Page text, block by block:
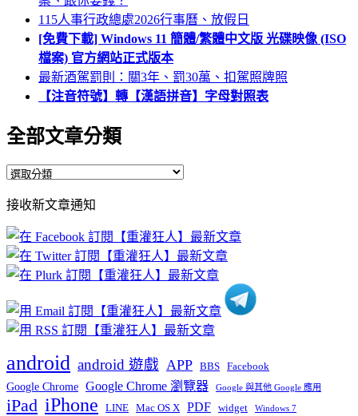
115人事行政總處2026行事曆、放假日
[免費下載] Windows 11 簡體/繁體中文版 光碟映像 (ISO
檔案) 官方網站正式版本
最新酒駕罰則：關3年、罰30萬、扣駕照牌照
【注音符號】轉【漢語拼音】字母對照表
全部文章分類
全
文
章
分
類
接收新文章通知
android android 遊戲 APP BBS Facebook
Google Chrome Google Chrome 瀏覽器 Google 與其他 Google 應用
iPad iPhone LINE Mac OS X PDF widget Windows 7